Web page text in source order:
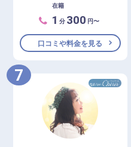
在籍
1 分 300 円〜
口コミや料金を見る
7